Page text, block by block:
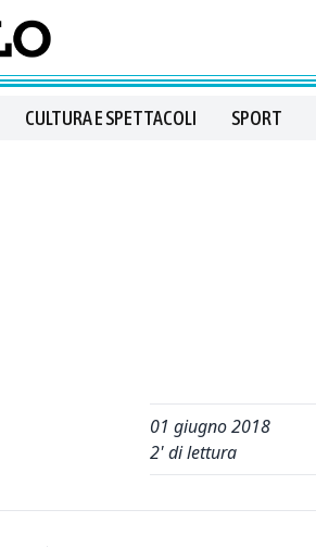
CULTURA E SPETTACOLI SPORT
01 giugno 2018
2' di lettura